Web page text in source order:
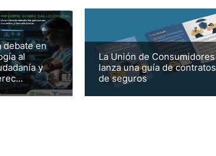
debate en
al
y
La Unión de Consumidores
lanza una guía de contratos
de seguros